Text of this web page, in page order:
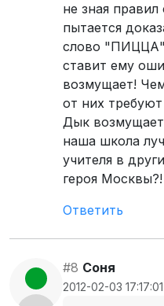
не зная
пытается
слово
ставит ему
возмущает!
от них требуют
Дык
наша школа
учителя в
героя Москвы?!
Ответить
#8 Соня
2012-02-03 17:17:01